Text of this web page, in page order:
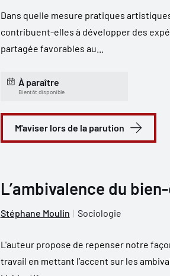
Dans quelle mesure pratiques
contribuent-elles à développer des
partagée favorables au...
À paraître
Bientôt disponible
M'aviser lors de la parution
L’ambivalence du
Stéphane Moulin Sociologie
L'auteur propose de repenser notre
travail en mettant l’accent sur les